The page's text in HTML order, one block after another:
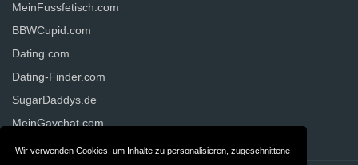
Wir verwenden Cookies, um Inhalte zu personalisieren, zugeschnittene
MeinFussfetisch.com
BBWCupid.com
Dating.com
Dating-Finder.com
SugarDaddys.de
MeinGaychat.com